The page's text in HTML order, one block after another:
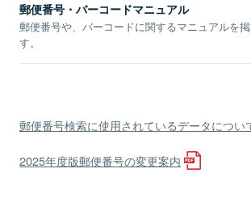
郵便番号・バーコードマニュアル
郵便番号や、バーコードに関するマニュアルを
す。
郵便番号検索に使用されているデータについ
2025年度版郵便番号の変更案内